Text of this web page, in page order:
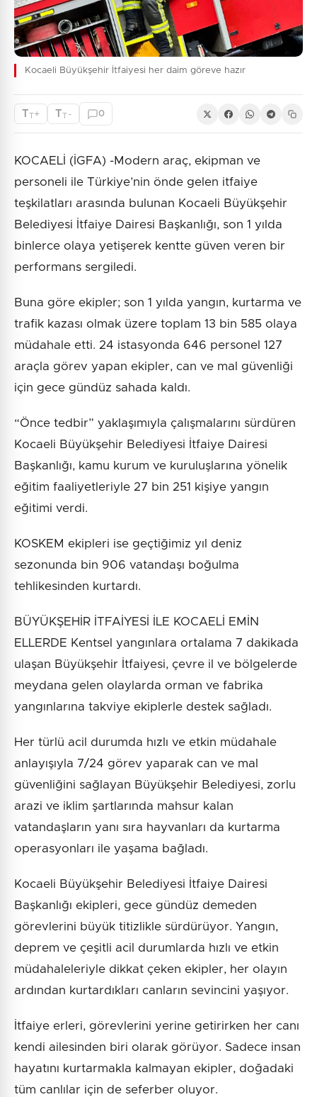
Kocaeli Büyükşehir İtfaiyesi her daim göreve hazır
TT+ TT - 0
KOCAELİ (İGFA) -Modern araç, ekipman ve
personeli ile Türkiye’nin önde gelen itfaiye
teşkilatları arasında bulunan Kocaeli Büyükşehir
Belediyesi İtfaiye Dairesi Başkanlığı, son 1 yılda
binlerce olaya yetişerek kentte güven veren bir
performans sergiledi.
Buna göre ekipler; son 1 yılda yangın, kurtarma ve
trafik kazası olmak üzere toplam 13 bin 585 olaya
müdahale etti. 24 istasyonda 646 personel 127
araçla görev yapan ekipler, can ve mal güvenliği
için gece gündüz sahada kaldı.
“Önce tedbir” yaklaşımıyla çalışmalarını sürdüren
Kocaeli Büyükşehir Belediyesi İtfaiye Dairesi
Başkanlığı, kamu kurum ve kuruluşlarına yönelik
eğitim faaliyetleriyle 27 bin 251 kişiye yangın
eğitimi verdi.
KOSKEM ekipleri ise geçtiğimiz yıl deniz
sezonunda bin 906 vatandaşı boğulma
tehlikesinden kurtardı.
BÜYÜKŞEHİR İTFAİYESİ İLE KOCAELİ EMİN
ELLERDE Kentsel yangınlara ortalama 7 dakikada
ulaşan Büyükşehir İtfaiyesi, çevre il ve bölgelerde
meydana gelen olaylarda orman ve fabrika
yangınlarına takviye ekiplerle destek sağladı.
Her türlü acil durumda hızlı ve etkin müdahale
anlayışıyla 7/24 görev yaparak can ve mal
güvenliğini sağlayan Büyükşehir Belediyesi, zorlu
arazi ve iklim şartlarında mahsur kalan
vatandaşların yanı sıra hayvanları da kurtarma
operasyonları ile yaşama bağladı.
Kocaeli Büyükşehir Belediyesi İtfaiye Dairesi
Başkanlığı ekipleri, gece gündüz demeden
görevlerini büyük titizlikle sürdürüyor. Yangın,
deprem ve çeşitli acil durumlarda hızlı ve etkin
müdahaleleriyle dikkat çeken ekipler, her olayın
ardından kurtardıkları canların sevincini yaşıyor.
İtfaiye erleri, görevlerini yerine getirirken her canı
kendi ailesinden biri olarak görüyor. Sadece insan
hayatını kurtarmakla kalmayan ekipler, doğadaki
tüm canlılar için de seferber oluyor.